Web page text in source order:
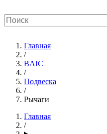
Главная
/
BAIC
/
Подвеска
/
Рычаги
Главная
/